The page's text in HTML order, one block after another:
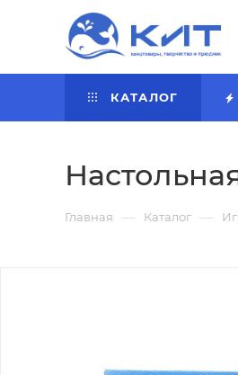
КАТАЛОГ
Главная — Каталог —